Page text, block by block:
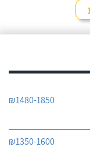
המיקום של
היה הוגן
והשאיר נקי
שירות טוב,₪1480-1850
₪1350-1600